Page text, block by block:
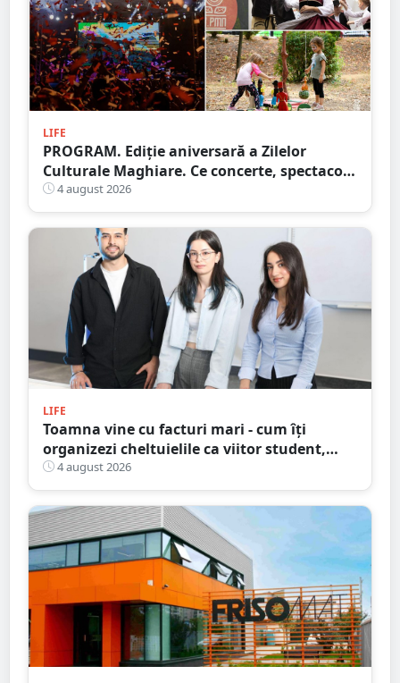
LIFE
PROGRAM. Ediție aniversară a Zilelor
Culturale Maghiare. Ce concerte, spectacole
și alte activități pregătesc organizatorii
4 august 2026
LIFE
Toamna vine cu facturi mari - cum îți
organizezi cheltuielile ca viitor student,
fără să dai totul peste cap
4 august 2026